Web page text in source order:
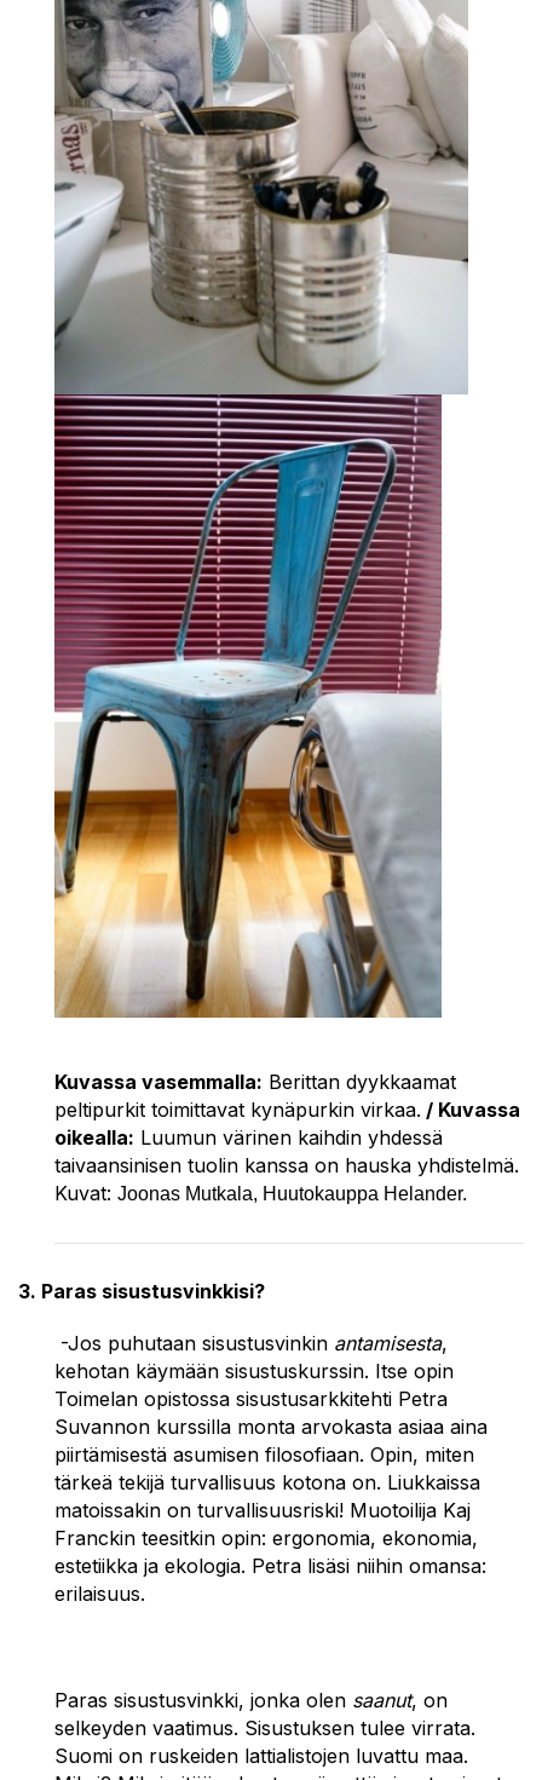
Kuvassa vasemmalla: Berittan dyykkaamat
peltipurkit toimittavat kynäpurkin virkaa. / Kuvassa
oikealla: Luumun värinen kaihdin yhdessä
taivaansinisen tuolin kanssa on hauska yhdistelmä.
Kuvat: Joonas Mutkala, Huutokauppa Helander.
3. Paras sisustusvinkkisi?
-Jos puhutaan sisustusvinkin antamisesta,
kehotan käymään sisustuskurssin. Itse opin
Toimelan opistossa sisustusarkkitehti Petra
Suvannon kurssilla monta arvokasta asiaa aina
piirtämisestä asumisen filosofiaan. Opin, miten
tärkeä tekijä turvallisuus kotona on. Liukkaissa
matoissakin on turvallisuusriski! Muotoilija Kaj
Franckin teesitkin opin: ergonomia, ekonomia,
estetiikka ja ekologia. Petra lisäsi niihin omansa:
erilaisuus.
Paras sisustusvinkki, jonka olen saanut, on
selkeyden vaatimus. Sisustuksen tulee virrata.
Suomi on ruskeiden lattialistojen luvattu maa.